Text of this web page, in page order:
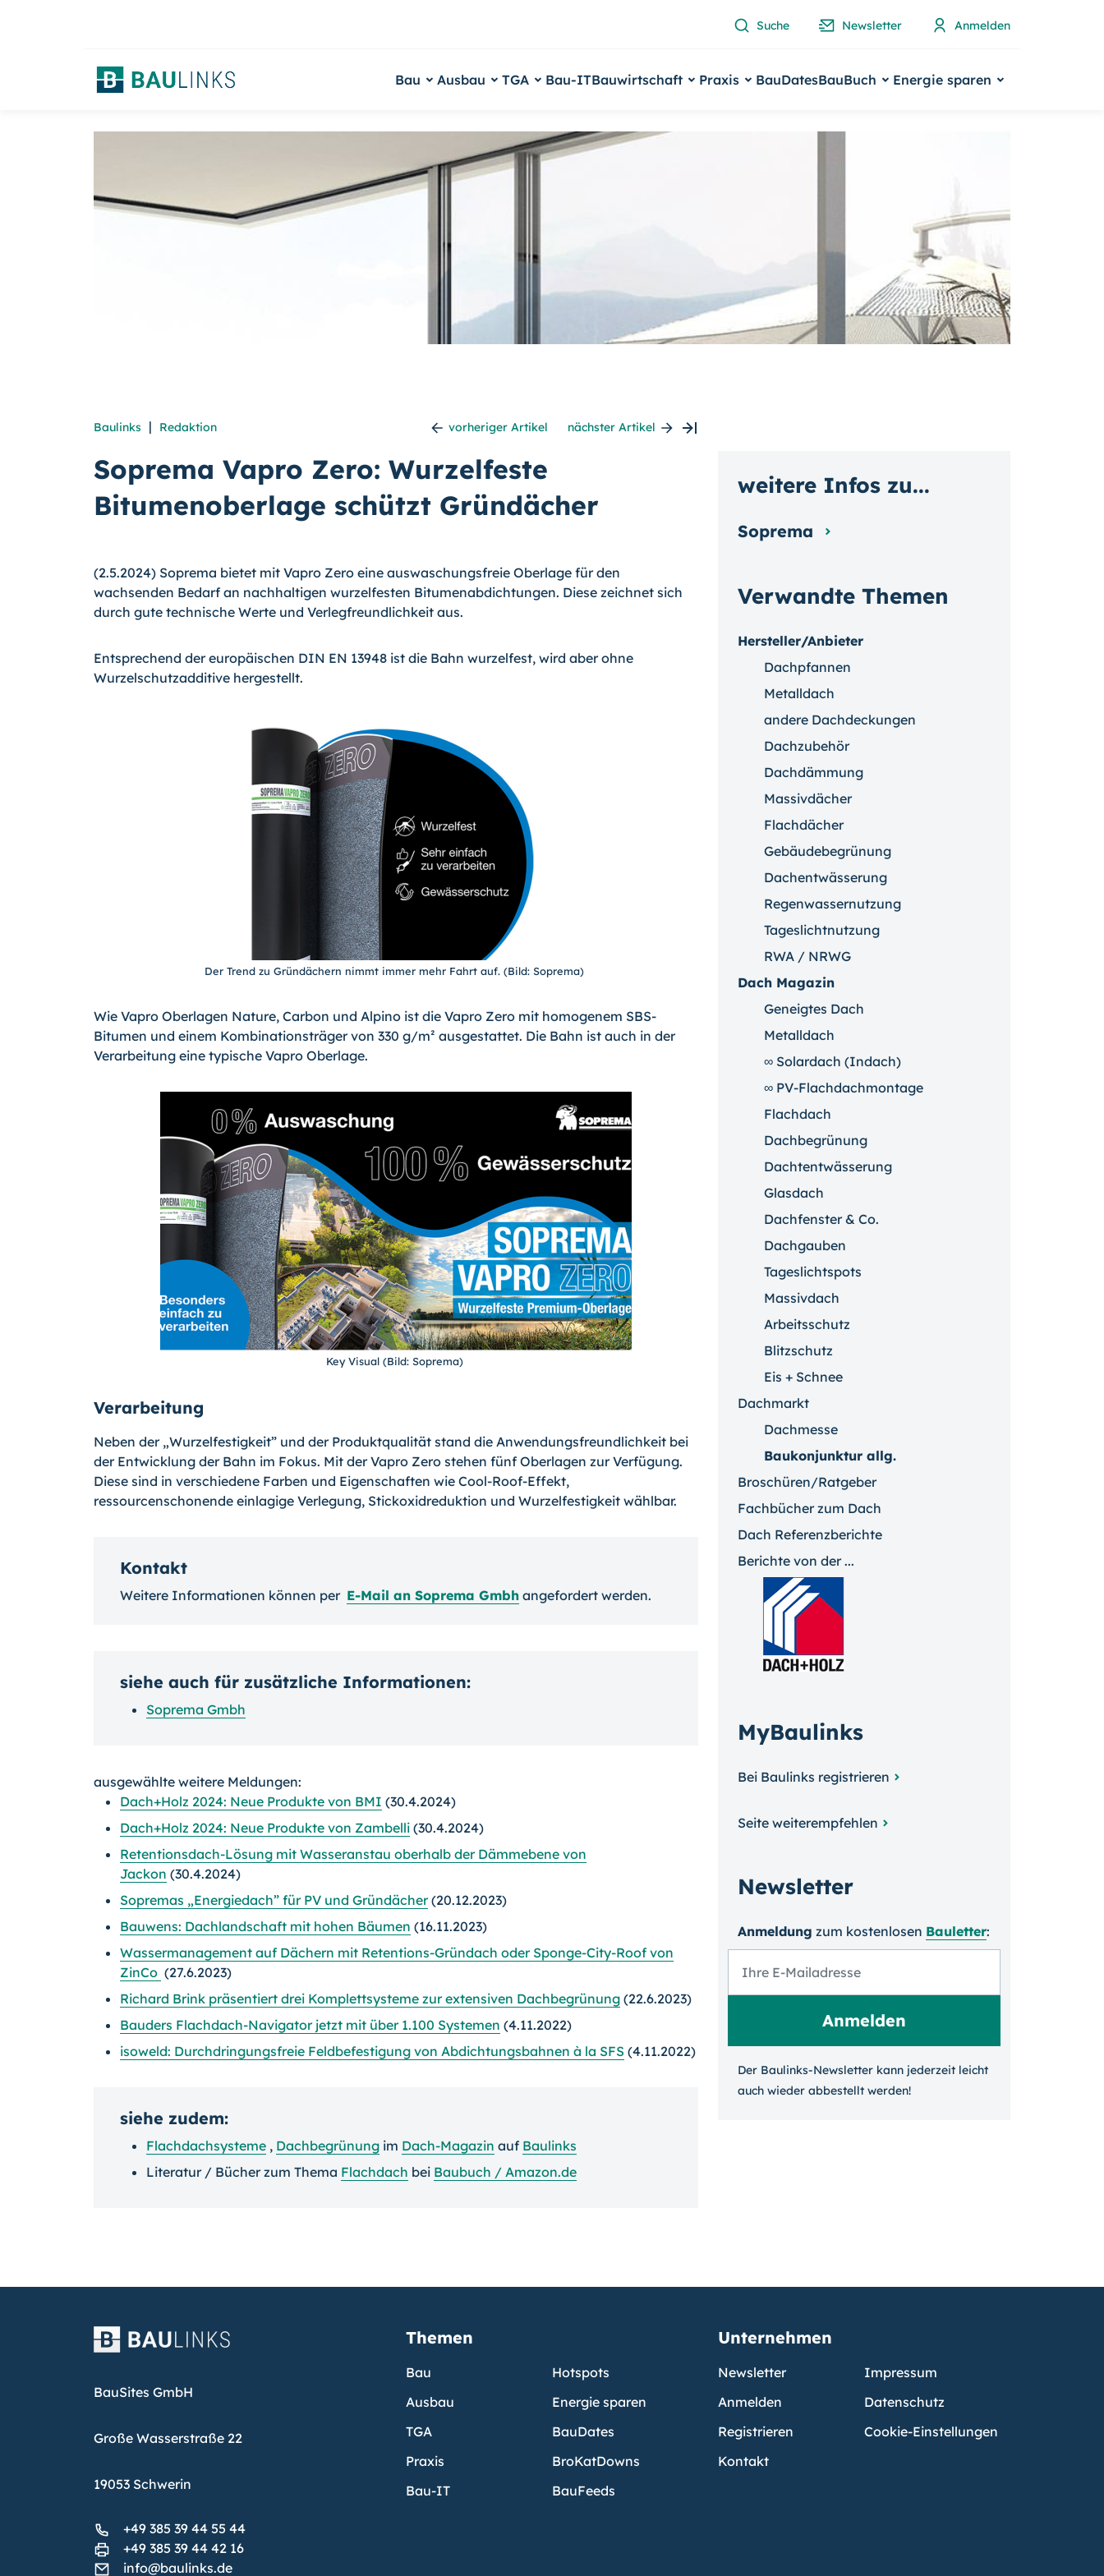
Suche Newsletter Anmelden
Bau Ausbau TGA Bau-ITBauwirtschaft Praxis BauDatesBauBuch Energie sparen
Baulinks | Redaktion vorheriger Artikel nächster Artikel
Soprema Vapro Zero: Wurzelfeste
Bitumenoberlage schützt Gründächer
(2.5.2024) Soprema bietet mit Vapro Zero eine auswaschungsfreie Oberlage für den
wachsenden Bedarf an nachhaltigen wurzelfesten Bitumenabdichtungen. Diese zeichnet sich
durch gute technische Werte und Verlegfreundlichkeit aus.
Entsprechend der europäischen DIN EN 13948 ist die Bahn wurzelfest, wird aber ohne
Wurzelschutzadditive hergestellt.
Der Trend zu Gründächern nimmt immer mehr Fahrt auf. (Bild: Soprema)
Wie Vapro Oberlagen Nature, Carbon und Alpino ist die Vapro Zero mit homogenem SBS-
Bitumen und einem Kombinationsträger von 330 g/m² ausgestattet. Die Bahn ist auch in der
Verarbeitung eine typische Vapro Oberlage.
Key Visual (Bild: Soprema)
Verarbeitung
Neben der „Wurzelfestigkeit” und der Produktqualität stand die Anwendungsfreundlichkeit bei
der Entwicklung der Bahn im Fokus. Mit der Vapro Zero stehen fünf Oberlagen zur Verfügung.
Diese sind in verschiedene Farben und Eigenschaften wie Cool-Roof-Effekt,
ressourcenschonende einlagige Verlegung, Stickoxidreduktion und Wurzelfestigkeit wählbar.
Kontakt
Weitere Informationen können per E-Mail an Soprema Gmbh angefordert werden.
siehe auch für zusätzliche Informationen:
Soprema Gmbh
ausgewählte weitere Meldungen:
Dach+Holz 2024: Neue Produkte von BMI (30.4.2024)
Dach+Holz 2024: Neue Produkte von Zambelli (30.4.2024)
Retentionsdach-Lösung mit Wasseranstau oberhalb der Dämmebene von
Jackon (30.4.2024)
Sopremas „Energiedach” für PV und Gründächer(20.12.2023)
Bauwens: Dachlandschaft mit hohen Bäumen (16.11.2023)
Wassermanagement auf Dächern mit Retentions-Gründach oder Sponge-City-Roof von
ZinCo (27.6.2023)
Richard Brink präsentiert drei Komplettsysteme zur extensiven Dachbegrünung (22.6.2023)
Bauders Flachdach-Navigator jetzt mit über 1.100 Systemen (4.11.2022)
isoweld: Durchdringungsfreie Feldbefestigung von Abdichtungsbahnen à la SFS (4.11.2022)
siehe zudem:
Flachdachsysteme , Dachbegrünung im Dach-Magazin auf Baulinks
Literatur / Bücher zum Thema Flachdach bei Baubuch / Amazon.de
Verwandte Themen
Hersteller/Anbieter
Dachpfannen
Metalldach
andere Dachdeckungen
Dachzubehör
Dachdämmung
Massivdächer
Flachdächer
Gebäudebegrünung
Dachentwässerung
Regenwassernutzung
Tageslichtnutzung
RWA / NRWG
Dach Magazin
Geneigtes Dach
Metalldach
∞ Solardach (Indach)
∞ PV-Flachdachmontage
Flachdach
Dachbegrünung
Dachtentwässerung
Glasdach
Dachfenster & Co.
Dachgauben
Tageslichtspots
Massivdach
Arbeitsschutz
Blitzschutz
Eis + Schnee
Dachmarkt
Dachmesse
Baukonjunktur allg.
Broschüren/Ratgeber
Fachbücher zum Dach
Dach Referenzberichte
Berichte von der ...
MyBaulinks
Bei Baulinks registrieren
Seite weiterempfehlen
Newsletter
Anmeldung zum kosten­losen Bauletter:
Der Baulinks-Newsletter kann jeder­zeit leicht
auch wieder ab­bestellt werden!
weitere Infos zu...
Soprema
BauSites GmbH
Große Wasserstraße 22
19053 Schwerin
+49 385 39 44 55 44
+49 385 39 44 42 16
info@baulinks.de
Themen
Bau
Ausbau
TGA
Praxis
Bau-IT
Hotspots
Energie sparen
BauDates
BroKatDowns
BauFeeds
Unternehmen
Newsletter
Anmelden
Registrieren
Kontakt
Impressum
Datenschutz
Cookie-Einstellungen